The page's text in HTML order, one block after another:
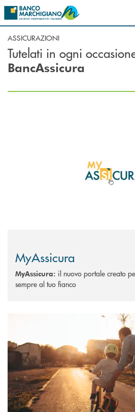
Salta al contenuto principale
ASSICURAZIONI
Tutelati in ogni
BancAssicura
MyAssicura
MyAssicura: il nuovo portale creato
sempre al tuo fianco